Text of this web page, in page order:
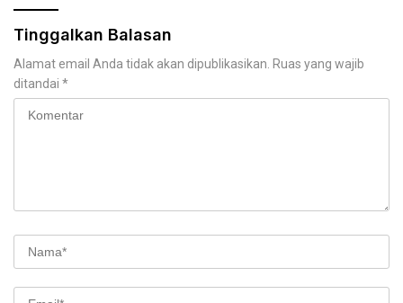
Tinggalkan Balasan
Alamat email Anda tidak akan dipublikasikan. Ruas yang wajib
ditandai *